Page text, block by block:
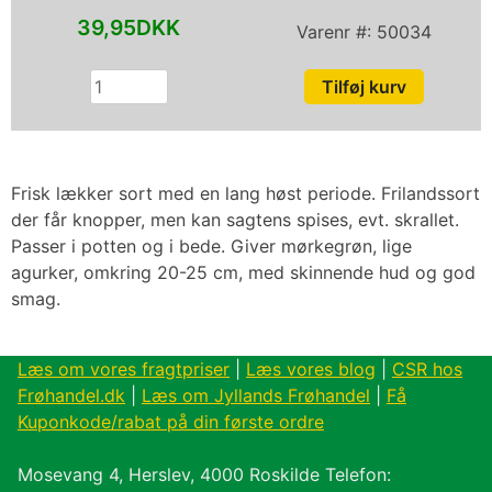
Frisk lækker sort med en lang høst periode. Frilandssort
der får knopper, men kan sagtens spises, evt. skrallet.
Passer i potten og i bede. Giver mørkegrøn, lige
agurker, omkring 20-25 cm, med skinnende hud og god
smag.
Varenr #: 50034
39,95DKK
Læs om vores fragtpriser Læs vores blog
CSR hos
Frøhandel.dk
Læs om Jyllands Frøhandel
Få
Kuponkode/rabat på din første ordre
Mosevang 4, Herslev, 4000 Roskilde Telefon: